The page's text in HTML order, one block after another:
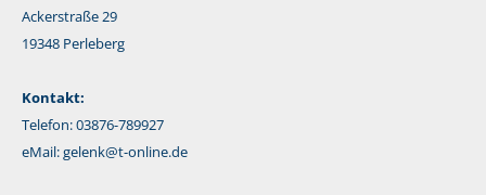
Ackerstraße 29
19348 Perleberg
Kontakt:
Telefon: 03876-789927
eMail:gelenk@t-online.de